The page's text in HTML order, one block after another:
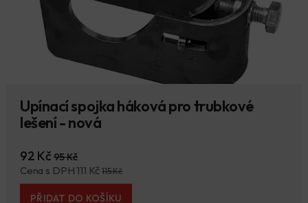
Upínací spojka háková pro trubkové
lešení - nová
92 Kč 95 Kč
Cena s DPH 111 Kč115 Kč
PŘIDAT DO KOŠÍKU